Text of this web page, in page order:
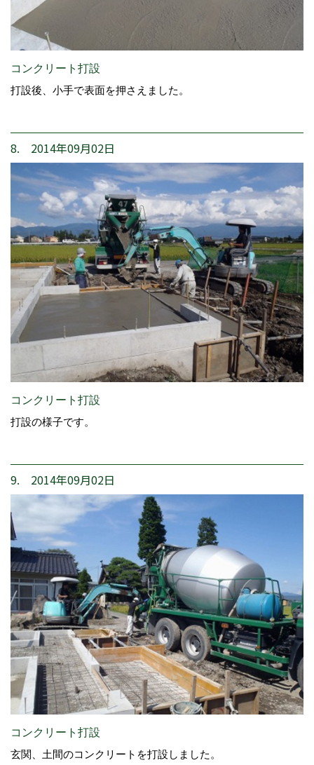
コンクリート打設
打設後、小手で表面を押さえました。
8. 2014年09月02日
コンクリート打設
打設の様子です。
9. 2014年09月02日
コンクリート打設
玄関、土間のコンクリートを打設しました。